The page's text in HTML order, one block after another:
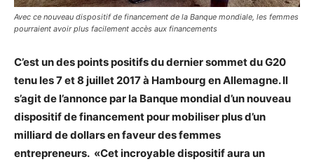
Avec ce nouveau dispositif de financement de la Banque mondiale, les femmes
pourraient avoir plus facilement accès aux financements
C’est un des points positifs du dernier sommet du G20
tenu les 7 et 8 juillet 2017 à Hambourg en Allemagne. Il
s’agit de l’annonce par la Banque mondial d’un nouveau
dispositif de financement pour mobiliser plus d’un
milliard de dollars en faveur des femmes
entrepreneurs. «Cet incroyable dispositif aura un